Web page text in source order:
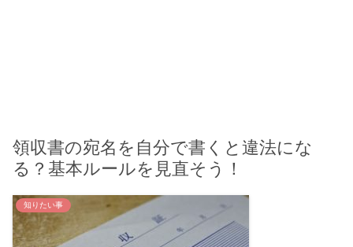
領収書の宛名を自分で書くと違法にな
る？基本ルールを見直そう！
知りたい事